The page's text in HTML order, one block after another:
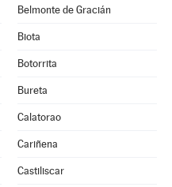
Belmonte de Gracián
Biota
Botorrita
Bureta
Calatorao
Cariñena
Castiliscar